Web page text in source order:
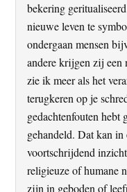
bekering
nieuwe leven te
ondergaan mensen
andere krijgen zij een
zie ik meer als het
terugkeren op je
gedachtenfouten hebt
gehandeld. Dat kan
voortschrijdend
religieuze of humane
zijn in geboden of